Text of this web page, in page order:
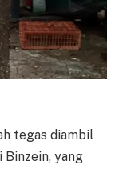
tegas diambil
yang